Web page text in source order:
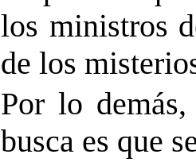
los ministros
de los
Por lo
busca es que